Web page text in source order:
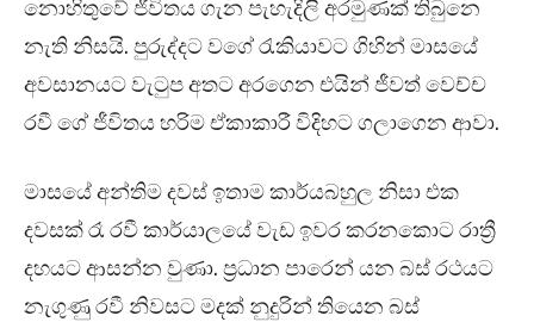
නොහිතුවේ ජීවිතය ගැන පැහැදිලි අරමුණක් තිබුනෙ
නැති නිසයි. පුරුද්දට වගේ රැකියාවට ගිහින් මාසයේ
අවසානයට වැටුප අතට අරගෙන එයින් ජීවත් වෙච්ච
රවී ගේ ජීවිතය හරිම ඒකාකාරී විදිහට ගලාගෙන ආවා.
මාසයේ අන්තිම දවස් ඉතාම කාර්යබහුල නිසා එක
දවසක් රෑ රවී කාර්යාලයේ වැඩ ඉවර කරනකොට රාත්‍රී
දහයට ආසන්න වුණා. ප්‍රධාන පාරෙන් යන බස් රථයට
නැගුණු රවී නිවසට මදක් නුදුරින් තියෙන බස්